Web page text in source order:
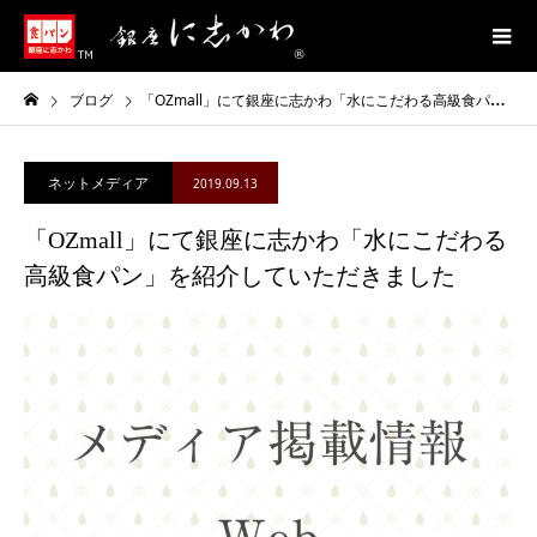
ブログ 「OZmall」にて銀座に志かわ「水にこだわる高級食パン」を紹介していただきました
ネットメディア 2019.09.13
「OZmall」にて銀座に志かわ「水にこだわる
高級食パン」を紹介していただきました